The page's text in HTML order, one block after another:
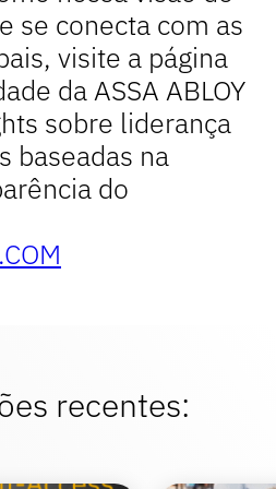
se conecta com as
visite a página
da ASSA ABLOY
sobre liderança
baseadas na
do
recentes: